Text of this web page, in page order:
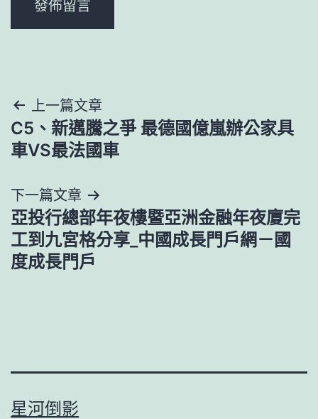
文
章
覽
上一篇文章
C5、新邁騰之爭 最德國億嵐辦公家具
車VS最法國車
下一篇文章
亞投行總部年夜樓暨亞洲金融年夜廈完
工到九宮格分享_中國成長門戶網－國
度成長門戶
星河倒影